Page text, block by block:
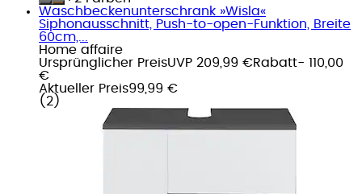
Waschbeckenunterschrank »Wisla«
Siphonausschnitt, Push-to-open-Funktion, Breite
60cm,...
Home affaire
Ursprünglicher PreisUVP 209,99 €Rabatt- 110,00
€
Aktueller Preis99,99 €
( 2 )